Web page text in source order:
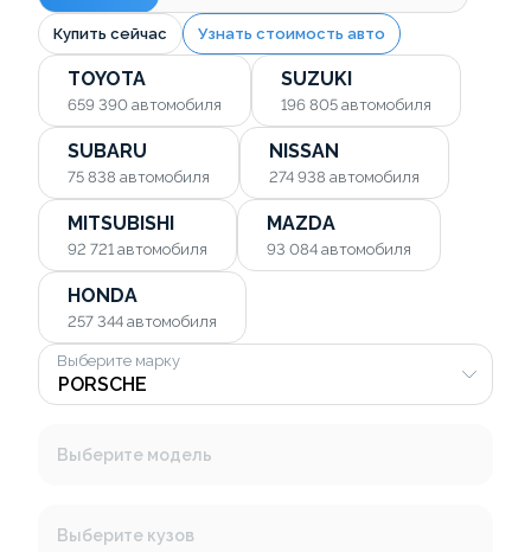
Купить сейчас Узнать стоимость авто
TOYOTA
659 390 автомобиля
SUZUKI
196 805 автомобиля
SUBARU
75 838 автомобиля
NISSAN
274 938 автомобиля
MITSUBISHI
92 721 автомобиля
MAZDA
93 084 автомобиля
HONDA
257 344 автомобиля
Выберите марку
Выберите модель
Выберите кузов